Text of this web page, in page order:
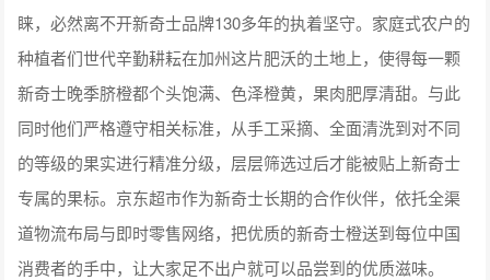
睐，必然离不开新奇士品牌130多年的执着坚守。家庭式农户的
种植者们世代辛勤耕耘在加州这片肥沃的土地上，使得每一颗
新奇士晚季脐橙都个头饱满、色泽橙黄，果肉肥厚清甜。与此
同时他们严格遵守相关标准，从手工采摘、全面清洗到对不同
的等级的果实进行精准分级，层层筛选过后才能被贴上新奇士
专属的果标。京东超市作为新奇士长期的合作伙伴，依托全渠
道物流布局与即时零售网络，把优质的新奇士橙送到每位中国
消费者的手中，让大家足不出户就可以品尝到的优质滋味。